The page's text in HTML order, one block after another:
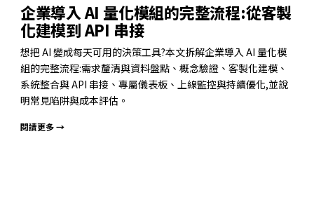
企業導入 AI 量化模組的完整流程:從客製
化建模到 API 串接
想把 AI 變成每天可用的決策工具?本文拆解企業導入 AI 量化模
組的完整流程:需求釐清與資料盤點、概念驗證、客製化建模、
系統整合與 API 串接、專屬儀表板、上線監控與持續優化,並說
明常見陷阱與成本評估。
閱讀更多 →